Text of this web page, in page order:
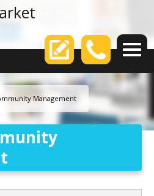
Votre
Management